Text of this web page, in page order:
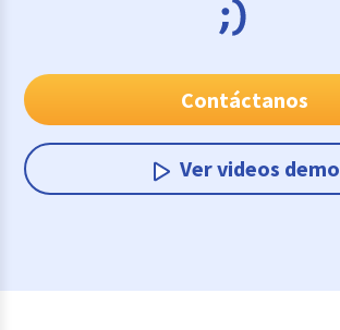
Contáctanos
Ver videos demo